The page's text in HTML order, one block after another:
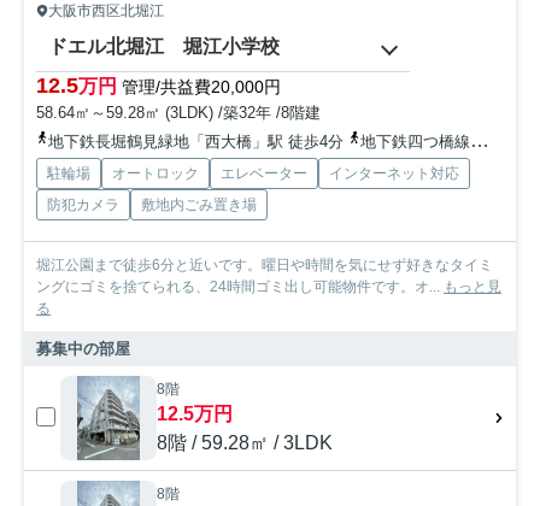
大阪市西区北堀江
ドエル北堀江 堀江小学校
12.5万円 管理/共益費20,000円
58.64㎡～59.28㎡ (3LDK) /築32年 /8階建
地下鉄長堀鶴見緑地「西大橋」駅 徒歩4分
地下鉄四つ橋線「四ツ橋」駅 徒歩8分
駐輪場 オートロック エレベーター
インターネット対応
防犯カメラ
敷地内ごみ置き場
堀江公園まで徒歩6分と近いです。曜日や時間を気にせず好きなタイミ
ングにゴミを捨てられる、24時間ゴミ出し可能物件です。オ... もっと見
る
募集中の部屋
8階
12.5万円
8階 / 59.28㎡ / 3LDK
8階